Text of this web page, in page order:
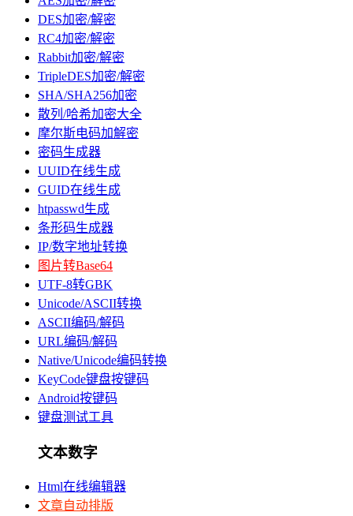
DES加密/解密
RC4加密/解密
Rabbit加密/解密
TripleDES加密/解密
SHA/SHA256加密
散列/哈希加密大全
摩尔斯电码加解密
密码生成器
UUID在线生成
GUID在线生成
htpasswd生成
条形码生成器
IP/数字地址转换
图片转Base64
UTF-8转GBK
Unicode/ASCII转换
ASCII编码/解码
URL编码/解码
Native/Unicode编码转换
KeyCode键盘按键码
Android按键码
键盘测试工具
文本数字
Html在线编辑器
文章自动排版